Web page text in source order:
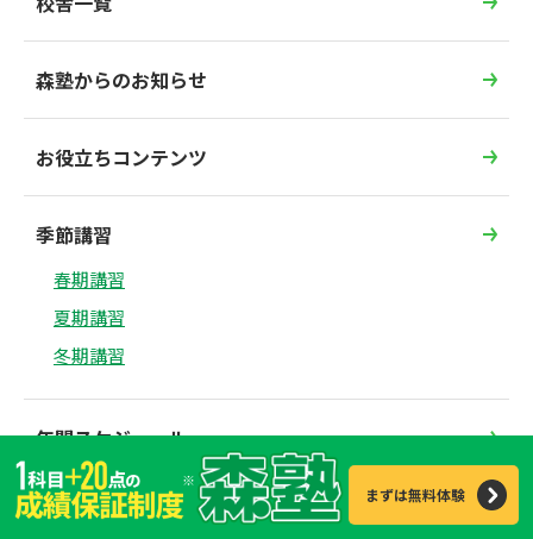
※
まずは無料体験
森塾からのお知らせ
お役立ちコンテンツ
季節講習
春期講習
夏期講習
冬期講習
年間スケジュール
お問合わせ